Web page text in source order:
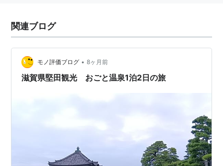
関連ブログ
モノ評価ブログ • 8ヶ月前
滋賀県堅田観光 おごと温泉1泊2日の旅